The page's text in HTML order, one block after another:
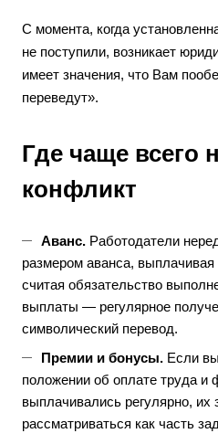
С момента, когда
не поступили, возникает
имеет значения, что Вам
переведут».
Где чаще всего
конфликт
Аванс. Работодатели
размером аванса,
считая обязательство
выплаты — регулярное
символический перевод.
Премии и бонусы. Если
положении об оплате труда и
выплачивались регулярно, их
рассматриваться как часть